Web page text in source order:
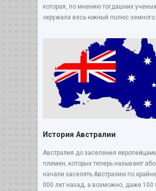
которая, по мнению тогдашних
окружала весь южный полюс земного
История Австралии
Австралия до заселения
племен, которых теперь называют
начали заселять Австралию по
000 лет назад, а возможно, даже 100